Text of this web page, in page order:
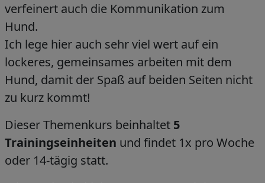
verfeinert auch die Kommunikation zum
Hund.
Ich lege hier auch sehr viel wert auf ein
lockeres, gemeinsames arbeiten mit dem
Hund, damit der Spaß auf beiden Seiten nicht
zu kurz kommt!
Dieser Themenkurs beinhaltet 5
Trainingseinheiten und findet 1x pro Woche
oder 14-tägig statt.